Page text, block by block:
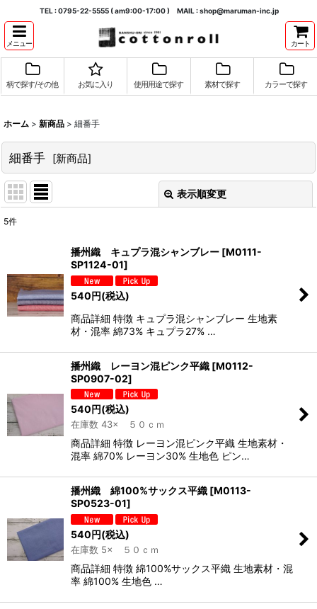
TEL : 0795-22-5555 ( am9:00-17:00 ) MAIL : shop@maruman-inc.jp
メニュー カート
柄で探す/その他 お気に入り 使用用途で探す 素材で探す カラーで探す
ホーム > 新商品 > 細番手
細番手 [新商品]
表示順変更
並び順:
絞り込む
5件
播州織 キュプラ混シャンブレー [M0111-
SP1124-01]
540円(税込)
商品詳細 特徴 キュプラ混シャンブレー 生地素
材・混率 綿73% キュプラ27% …
播州織 レーヨン混ピンク平織 [M0112-
SP0907-02]
540円(税込)
在庫数 43× ５０ｃｍ
商品詳細 特徴 レーヨン混ピンク平織 生地素材・
混率 綿70% レーヨン30% 生地色 ピン…
播州織 綿100%サックス平織 [M0113-
SP0523-01]
540円(税込)
在庫数 5× ５０ｃｍ
商品詳細 特徴 綿100%サックス平織 生地素材・混
率 綿100% 生地色 …